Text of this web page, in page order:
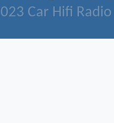
Car Hifi